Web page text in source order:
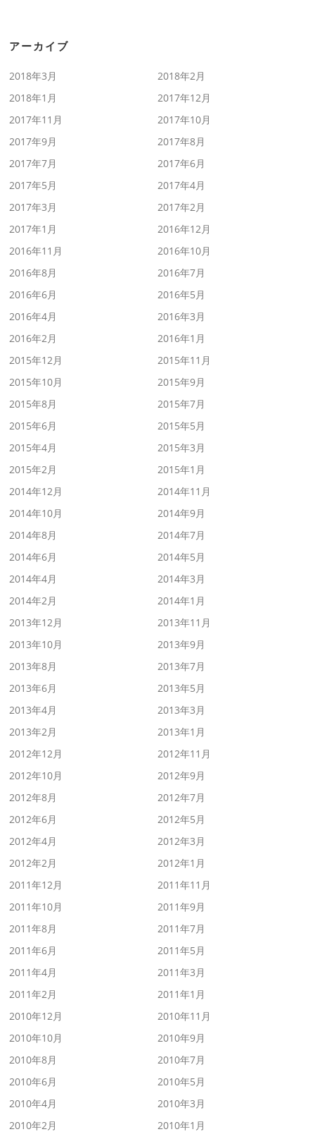
アーカイブ
2018年3月
2018年2月
2018年1月
2017年12月
2017年11月
2017年10月
2017年9月
2017年8月
2017年7月
2017年6月
2017年5月
2017年4月
2017年3月
2017年2月
2017年1月
2016年12月
2016年11月
2016年10月
2016年8月
2016年7月
2016年6月
2016年5月
2016年4月
2016年3月
2016年2月
2016年1月
2015年12月
2015年11月
2015年10月
2015年9月
2015年8月
2015年7月
2015年6月
2015年5月
2015年4月
2015年3月
2015年2月
2015年1月
2014年12月
2014年11月
2014年10月
2014年9月
2014年8月
2014年7月
2014年6月
2014年5月
2014年4月
2014年3月
2014年2月
2014年1月
2013年12月
2013年11月
2013年10月
2013年9月
2013年8月
2013年7月
2013年6月
2013年5月
2013年4月
2013年3月
2013年2月
2013年1月
2012年12月
2012年11月
2012年10月
2012年9月
2012年8月
2012年7月
2012年6月
2012年5月
2012年4月
2012年3月
2012年2月
2012年1月
2011年12月
2011年11月
2011年10月
2011年9月
2011年8月
2011年7月
2011年6月
2011年5月
2011年4月
2011年3月
2011年2月
2011年1月
2010年12月
2010年11月
2010年10月
2010年9月
2010年8月
2010年7月
2010年6月
2010年5月
2010年4月
2010年3月
2010年2月
2010年1月